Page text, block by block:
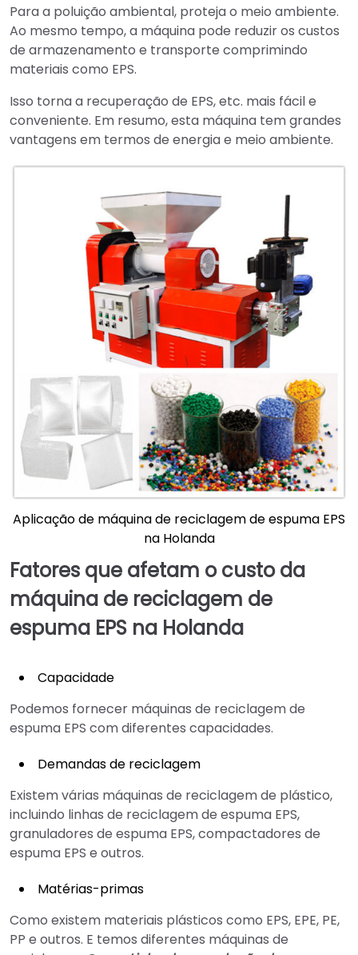
Para a poluição ambiental, proteja o meio ambiente.
Ao mesmo tempo, a máquina pode reduzir os custos
de armazenamento e transporte comprimindo
materiais como EPS.
Isso torna a recuperação de EPS, etc. mais fácil e
conveniente. Em resumo, esta máquina tem grandes
vantagens em termos de energia e meio ambiente.
Aplicação de máquina de reciclagem de espuma EPS
na Holanda
Fatores que afetam o custo da
máquina de reciclagem de
espuma EPS na Holanda
Capacidade
Podemos fornecer máquinas de reciclagem de
espuma EPS com diferentes capacidades.
Demandas de reciclagem
Existem várias máquinas de reciclagem de plástico,
incluindo linhas de reciclagem de espuma EPS,
granuladores de espuma EPS, compactadores de
espuma EPS e outros.
Matérias-primas
Como existem materiais plásticos como EPS, EPE, PE,
PP e outros. E temos diferentes máquinas de